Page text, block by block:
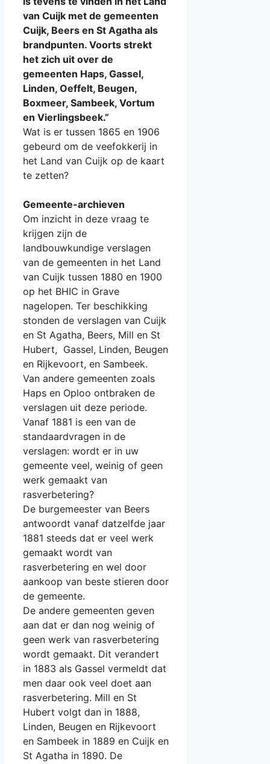
van Cuijk met de gemeenten
Cuijk, Beers en St Agatha als
brandpunten. Voorts strekt
het zich uit over de
gemeenten Haps, Gassel,
Linden, Oeffelt, Beugen,
Boxmeer, Sambeek, Vortum
en Vierlingsbeek.”
Wat is er tussen 1865 en 1906
gebeurd om de veefokkerij in
het Land van Cuijk op de kaart
te zetten?
Gemeente-archieven
Om inzicht in deze vraag te
krijgen zijn de
landbouwkundige verslagen
van de gemeenten in het Land
van Cuijk tussen 1880 en 1900
op het BHIC in Grave
nagelopen. Ter beschikking
stonden de verslagen van Cuijk
en St Agatha, Beers, Mill en St
Hubert, Gassel, Linden, Beugen
en Rijkevoort, en Sambeek.
Van andere gemeenten zoals
Haps en Oploo ontbraken de
verslagen uit deze periode.
Vanaf 1881 is een van de
standaardvragen in de
verslagen: wordt er in uw
gemeente veel, weinig of geen
werk gemaakt van
rasverbetering?
De burgemeester van Beers
antwoordt vanaf datzelfde jaar
1881 steeds dat er veel werk
gemaakt wordt van
rasverbetering en wel door
aankoop van beste stieren door
de gemeente.
De andere gemeenten geven
aan dat er dan nog weinig of
geen werk van rasverbetering
wordt gemaakt. Dit verandert
in 1883 als Gassel vermeldt dat
men daar ook veel doet aan
rasverbetering. Mill en St
Hubert volgt dan in 1888,
Linden, Beugen en Rijkevoort
en Sambeek in 1889 en Cuijk en
St Agatha in 1890. De